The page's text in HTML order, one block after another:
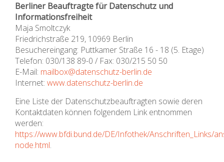
Berliner Beauftragte für Datenschutz und
Informationsfreiheit
Maja Smoltczyk
Friedrichstraße 219, 10969 Berlin
Besuchereingang: Puttkamer Straße 16 - 18 (5. Etage)
Telefon: 030/138 89-0 / Fax: 030/215 50 50
E-Mail: mailbox@datenschutz-berlin.de
Internet: www.datenschutz-berlin.de
Eine Liste der Datenschutzbeauftragten sowie deren
Kontaktdaten können folgendem Link entnommen
werden:
https://www.bfdi.bund.de/DE/Infothek/Anschriften_Links/
node.html.